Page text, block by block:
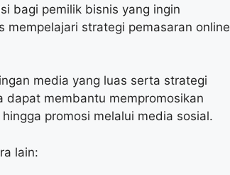
bagi pemilik bisnis yang ingin
mempelajari strategi pemasaran online
media yang luas serta strategi
membantu mempromosikan
promosi melalui media sosial.
lain: